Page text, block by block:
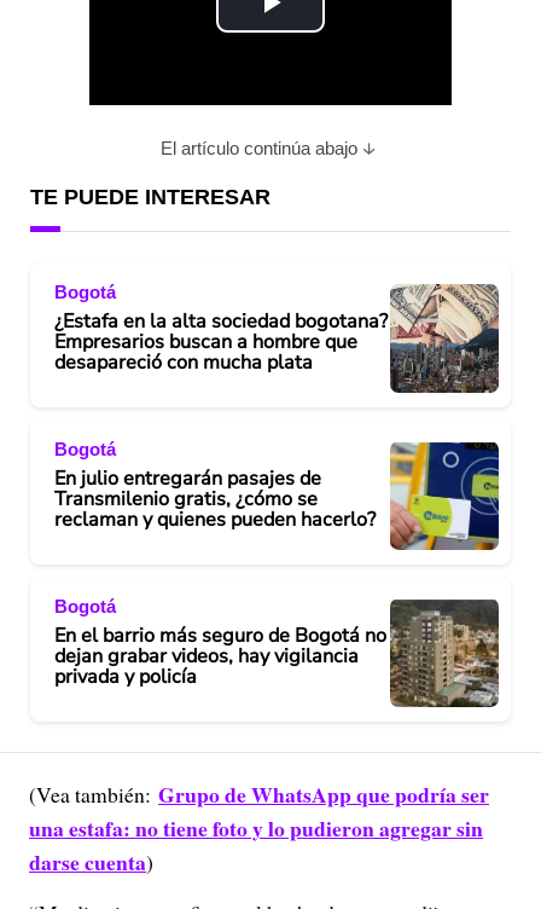
P
a
d
o
El artículo continúa abajo
TE PUEDE INTERESAR
Bogotá
¿Estafa en la alta sociedad bogotana?
Empresarios buscan a hombre que
desapareció con mucha plata
Bogotá
En julio entregarán pasajes de
Transmilenio gratis, ¿cómo se
reclaman y quienes pueden hacerlo?
Bogotá
En el barrio más seguro de Bogotá no
dejan grabar videos, hay vigilancia
privada y policía
(Vea también: Grupo de WhatsApp que podría ser
una estafa: no tiene foto y lo pudieron agregar sin
darse cuenta)